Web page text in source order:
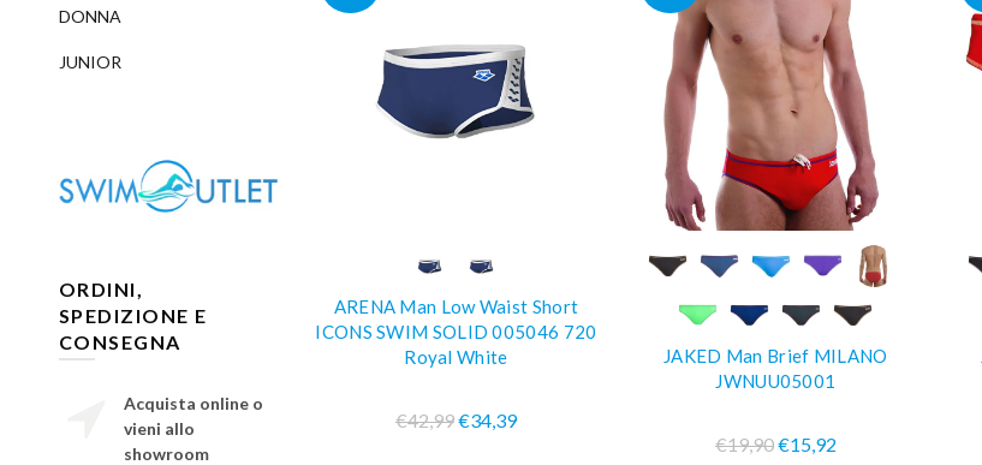
COMPRA SUBITO
ARENA Man Low Waist Short
ICONS SWIM SOLID 005046 720
Royal White
€42,99€34,39
COMPRA SUBITO
JAKED Man Brief MILANO
JWNUU05001
€19,90€15,92
DONNA
JUNIOR
ORDINI,
SPEDIZIONE E
CONSEGNA
Acquista online o
vieni allo
showroom